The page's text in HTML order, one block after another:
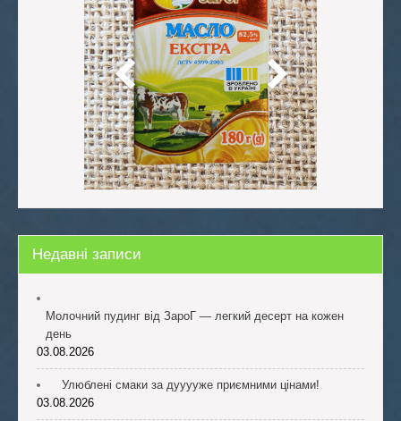
Недавні записи
Молочний пудинг від ЗароГ — легкий десерт на кожен
день
03.08.2026
Улюблені смаки за дууууже приємними цінами!
03.08.2026